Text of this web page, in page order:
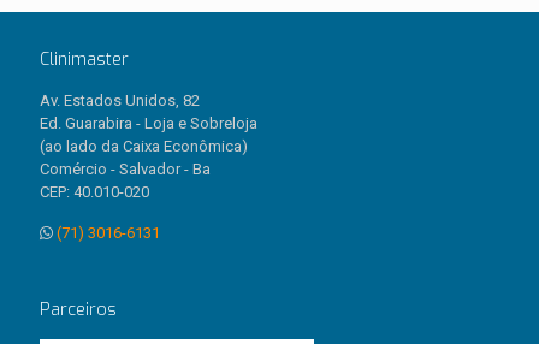
Clinimaster
Av. Estados Unidos, 82
Ed. Guarabira - Loja e Sobreloja
(ao lado da Caixa Econômica)
Comércio - Salvador - Ba
CEP: 40.010-020
(71) 3016-6131
Parceiros